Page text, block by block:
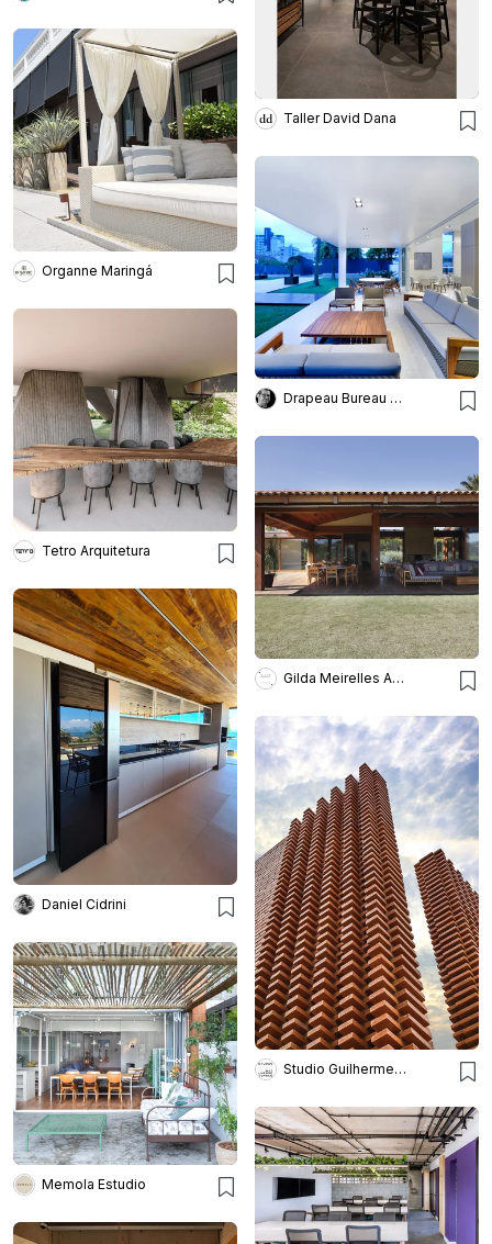
Taller David Dana
Organne Maringá
Drapeau Bureau de Imagens
Tetro Arquitetura
Gilda Meirelles Arquitetura
Daniel Cidrini
Studio Guilherme Torres
Memola Estudio